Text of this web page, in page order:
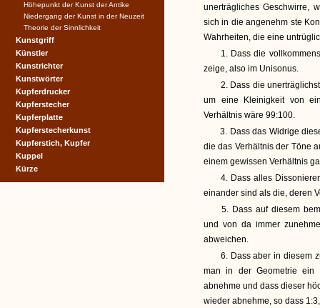
unerträgliches Geschwirre,
sich in die angenehm ste
Wahrheiten, die eine
1. Dass die
zeige, also im Unisonus.
2. Dass die
um eine Kleinigkeit von
Verhältnis wäre 99:100.
3. Dass das Widrige
die das Verhältnis der Töne
einem gewissen Verhältnis
4. Dass alles
einander sind als die, deren
5. Dass auf diesem
und von da immer
abweichen.
6. Dass aber in diesem
man in der Geometrie ein
abnehme und dass dieser
wieder abnehme, so dass
Höhepunkt der Kunst der Antike
Niedergang der Kunst in der Neuzeit
Theorie der Sinnlichkeit
Kunstgriff
Künstler
Kunstrichter
Kunstwörter
Kupferdrucker
Kupferstecher
Kupferplatte
Kupferstecherkunst
Kupferstich, Kupfer
Kuppel
Kürze